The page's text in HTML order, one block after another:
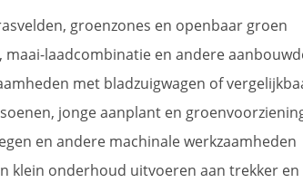
groenzones en openbaar groen
laadcombinatie en andere
met bladzuigwagen of
jonge aanplant en
en andere machinale werkzaamheden
klein onderhoud uitvoeren aan trekker